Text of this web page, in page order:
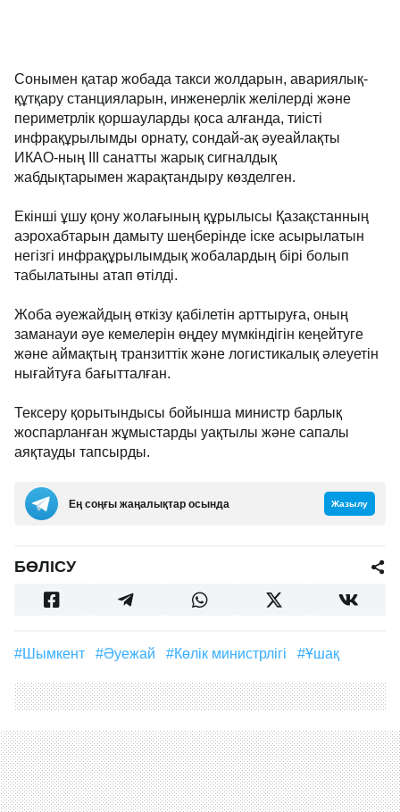
Сонымен қатар жобада такси жолдарын, авариялық-
құтқару станцияларын, инженерлік желілерді және
периметрлік қоршауларды қоса алғанда, тиісті
инфрақұрылымды орнату, сондай-ақ әуеайлақты
ИКАО-ның III санатты жарық сигналдық
жабдықтарымен жарақтандыру көзделген.
Екінші ұшу қону жолағының құрылысы Қазақстанның
аэрохабтарын дамыту шеңберінде іске асырылатын
негізгі инфрақұрылымдық жобалардың бірі болып
табылатыны атап өтілді.
Жоба әуежайдың өткізу қабілетін арттыруға, оның
заманауи әуе кемелерін өңдеу мүмкіндігін кеңейтуге
және аймақтың транзиттік және логистикалық әлеуетін
нығайтуға бағытталған.
Тексеру қорытындысы бойынша министр барлық
жоспарланған жұмыстарды уақтылы және сапалы
аяқтауды тапсырды.
Ең соңғы жаңалықтар осында Жазылу
БӨЛІСУ
#Шымкент #әуежай #Көлік министрлігі #ұшақ